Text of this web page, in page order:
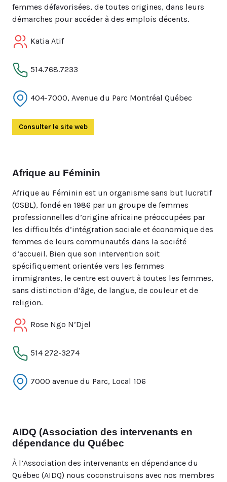
femmes défavorisées, de toutes origines, dans leurs
démarches pour accéder à des emplois décents.
Katia Atif
514.768.7233
404-7000, Avenue du Parc Montréal Québec
Consulter le site web
Afrique au Féminin
Afrique au Féminin est un organisme sans but lucratif
(OSBL), fondé en 1986 par un groupe de femmes
professionnelles d’origine africaine préoccupées par
les difficultés d’intégration sociale et économique des
femmes de leurs communautés dans la société
d’accueil. Bien que son intervention soit
spécifiquement orientée vers les femmes
immigrantes, le centre est ouvert à toutes les femmes,
sans distinction d’âge, de langue, de couleur et de
religion.
Rose Ngo N’Djel
514 272-3274
7000 avenue du Parc, Local 106
AIDQ (Association des intervenants en
dépendance du Québec
À l’Association des intervenants en dépendance du
Québec (AIDQ) nous coconstruisons avec nos membres